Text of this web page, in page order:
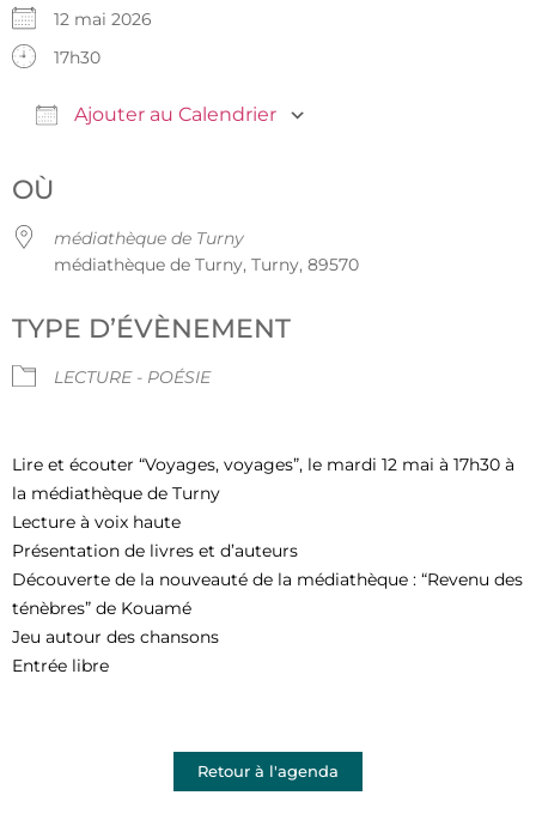
12 mai 2026
17h30
Ajouter au Calendrier
OÙ
médiathèque de Turny
médiathèque de Turny, Turny, 89570
TYPE D’ÉVÈNEMENT
LECTURE - POÉSIE
Lire et écouter “Voyages, voyages”, le mardi 12 mai à 17h30 à
la médiathèque de Turny
Lecture à voix haute
Présentation de livres et d’auteurs
Découverte de la nouveauté de la médiathèque : “Revenu des
ténèbres” de Kouamé
Jeu autour des chansons
Entrée libre
Retour à l'agenda